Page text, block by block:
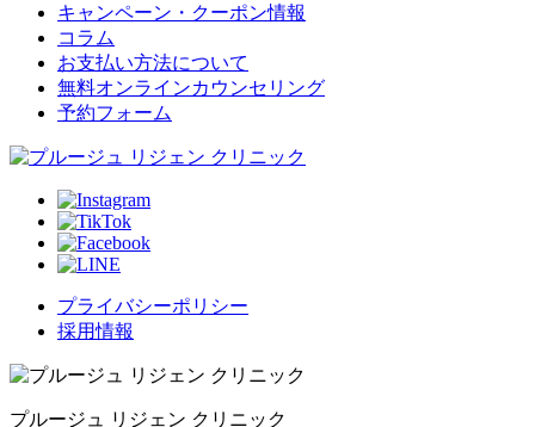
キャンペーン・クーポン情報
コラム
お支払い方法について
無料オンラインカウンセリング
予約フォーム
プライバシーポリシー
採用情報
プルージュ リジェン クリニック